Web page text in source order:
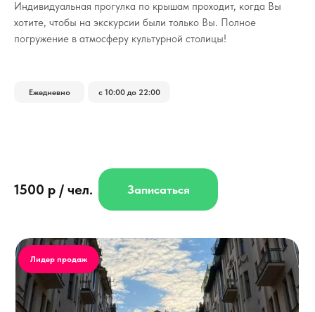
Индивидуальная прогулка по крышам проходит, когда Вы
хотите, чтобы на экскурсии были только Вы. Полное
погружение в атмосферу культурной столицы!
Ежедневно с 10:00 до 22:00
1500 р / чел. Записаться
Лидер продаж